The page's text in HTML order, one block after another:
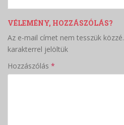
VÉLEMÉNY, HOZZÁSZÓLÁS?
Az e-mail címet nem tesszük közzé.
karakterrel jelöltük
Hozzászólás *